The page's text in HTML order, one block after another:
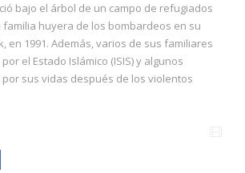
bajo el árbol de un campo de refugiados
huyera de los bombardeos en su
en 1991. Además, varios de sus familiares
el Estado Islámico (ISIS) y algunos
sus vidas después de los violentos